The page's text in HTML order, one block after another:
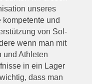
unseres
und
von Sol-
wenn man mit
und Athleten
in ein Lager
dass man